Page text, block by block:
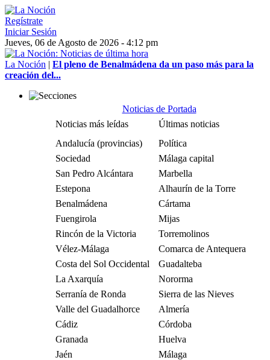
Regístrate
Iniciar Sesión
Jueves, 06 de Agosto de 2026 - 4:12 pm
La Noción | El pleno de Benalmádena da un paso más para la
creación del...
Noticias de Portada
Noticias más leídas
Últimas noticias
Andalucía (provincias)
Política
Sociedad
Málaga capital
San Pedro Alcántara
Marbella
Estepona
Alhaurín de la Torre
Benalmádena
Cártama
Fuengirola
Mijas
Rincón de la Victoria
Torremolinos
Vélez-Málaga
Comarca de Antequera
Costa del Sol Occidental
Guadalteba
La Axarquía
Nororma
Serranía de Ronda
Sierra de las Nieves
Valle del Guadalhorce
Almería
Cádiz
Córdoba
Granada
Huelva
Jaén
Málaga